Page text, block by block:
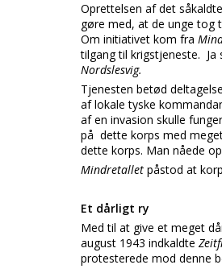
Oprettelsen af det såkaldte
gøre med, at de unge
Om initiativet kom fra
tilgang til krigstjeneste. Ja
Nordslesvig.
Tjenesten betød
af lokale tyske
af en invasion skulle
på dette korps med
dette korps. Man nåede
Mindretallet påstod at
Et dårligt ry
Med til at give et meget
august 1943 indkaldte
protesterede mod denne